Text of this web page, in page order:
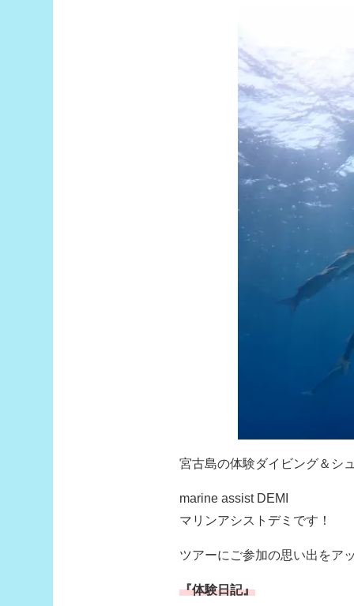
宮古島の体験ダイビング＆シ
marine assist DEMI
マリンアシストデミです！
ツアーにご参加の思い出をア
『体験日記』